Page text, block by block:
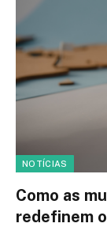
NOTÍCIAS
Como as
redefinem